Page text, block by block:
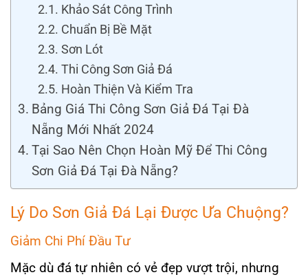
Khảo Sát Công Trình
Chuẩn Bị Bề Mặt
Sơn Lót
Thi Công Sơn Giả Đá
Hoàn Thiện Và Kiểm Tra
Bảng Giá Thi Công Sơn Giả Đá Tại Đà
Nẵng Mới Nhất 2024
Tại Sao Nên Chọn Hoàn Mỹ Để Thi Công
Sơn Giả Đá Tại Đà Nẵng?
Lý Do Sơn Giả Đá Lại Được Ưa Chuộng?
Giảm Chi Phí Đầu Tư
Mặc dù đá tự nhiên có vẻ đẹp vượt trội, nhưng